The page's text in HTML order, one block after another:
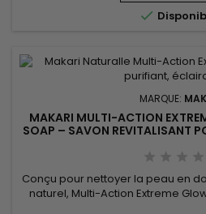

MARQUE:
MAKARI MULTI-ACTION
SOAP – SAVON REVITALISANT
Conçu pour nettoyer la peau en
naturel, Multi-Action Extreme